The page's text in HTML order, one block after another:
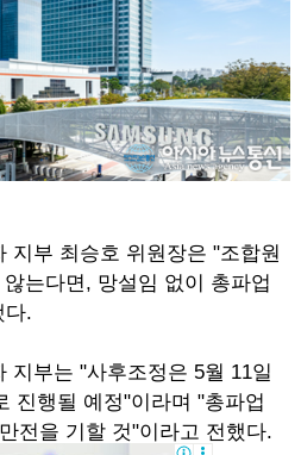
지부 최승호 위원장은 "조합원
는다면, 망설임 없이 총파업
다.
지부는 "사후조정은 5월 11일
진행될 예정"이라며 "총파업
전을 기할 것"이라고 전했다.